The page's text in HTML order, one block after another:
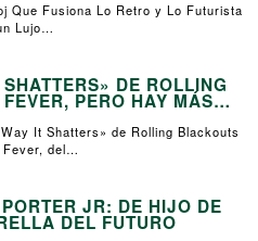
Que Fusiona Lo Retro y Lo Futurista
Lujo…
DE ROLLING
PERO HAY MÁS…
It Shatters» de Rolling Blackouts
Fever, del…
JR: DE HIJO DE
DEL FUTURO